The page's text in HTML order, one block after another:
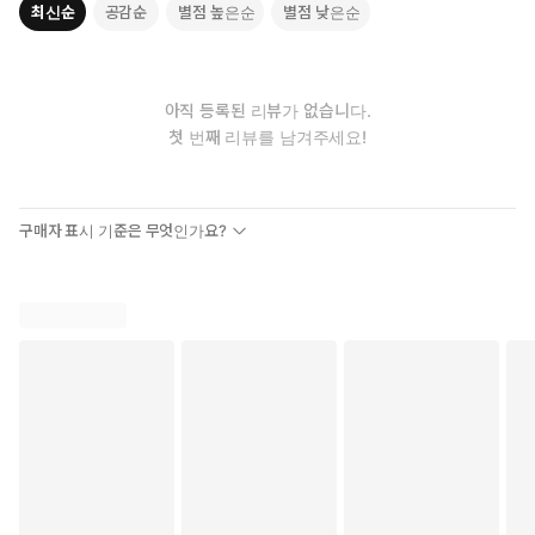
우주론의 지도를 바꾼 스티븐 호킹의 마지막 유산
로 세상과 소통하는 물리학자의 모습이 그려진다. “살아 있었다면
최신순 공감순 별점 높은순 별점 낮은순
아직 등록된 리뷰가 없습니다.
첫 번째 리뷰를 남겨주세요!
구매자 표시 기준은 무엇인가요?